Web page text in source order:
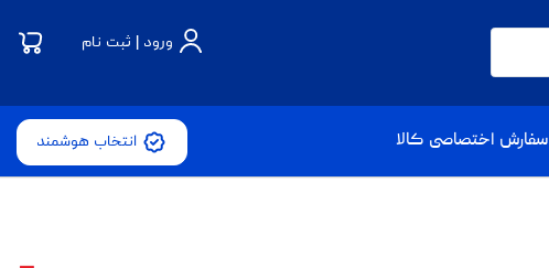
ورود | ثبت نام
سفارش اختصاصی کالا انتخاب هوشمند